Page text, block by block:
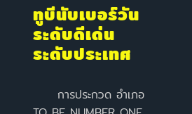
ทูบีนับเบอร์วัน
ระดับดีเด่น
ระดับประเทศ
การประกวด อำเภอ